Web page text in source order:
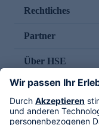
Rechtliches
Partner
Über HSE
Im TV
HSE International